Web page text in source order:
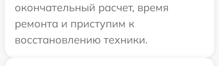
окончательный расчет, время
ремонта и приступим к
восстановлению техники.